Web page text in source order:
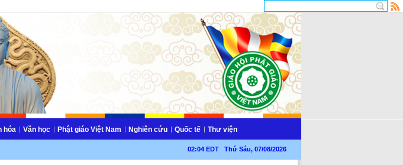
hóa Văn học Phật giáo Việt Nam Nghiên cứu Quốc tế Thư viện
02:04 EDT Thứ Sáu, 07/08/2026